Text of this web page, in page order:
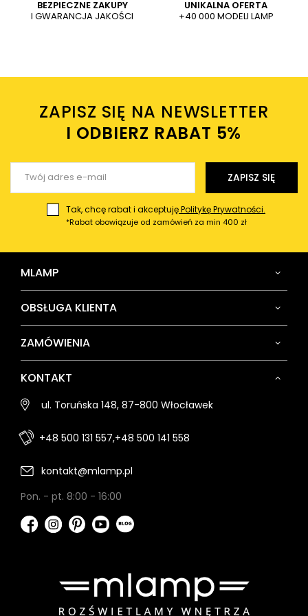
Dodaj własne zdjęcie produktu:
Twoje imię
Twój email
BEZPIECZNE ZAKUPY
I GWARANCJA JAKOŚCI
UNIKALNA OFERTA
+40 000 MODELI LAMP
ZAPISZ SIĘ NA NEWSLETTER
I ODBIERZ RABAT 5%ㅤ
ZAPISZ SIĘ
Tak, chcę rabat i akceptujęPolitykę Prywatności.
*Rabat obowiązuje od zamówień za min 400 zł
MLAMP
OBSŁUGA KLIENTA
ZAMÓWIENIA
KONTAKT
ul. Toruńska 148, 87-800 Włocławek
+48 500 131 557,+48 500 141 558
kontakt@mlamp.pl
Pon. - pt. 8:00 - 16:00